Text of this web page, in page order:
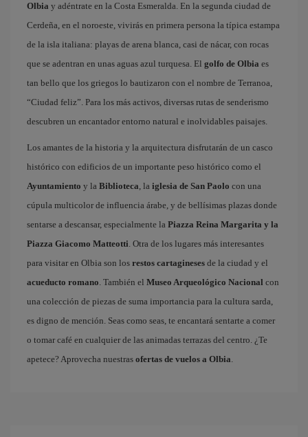
Olbia y adéntrate en la Costa Esmeralda. En la segunda ciudad de
Cerdeña, en el noroeste, vivirás en primera persona la típica estampa
de la isla italiana: playas de arena blanca, casi de nácar, con rocas
que se adentran en unas aguas azul turquesa. El golfo de Olbia es
tan bello que los griegos lo bautizaron con el nombre de Terranoa,
“Ciudad feliz”. Para los más activos, diversas rutas de senderismo
descubren un encantador entorno natural e inolvidables paisajes.
Los amantes de la historia y la arquitectura disfrutarán de un casco
histórico con edificios de un importante peso histórico como el
Ayuntamiento y la Biblioteca , la iglesia de San Paolo con una
cúpula multicolor de influencia árabe, y de bellísimas plazas donde
sentarse a descansar, especialmente la Piazza Reina Margarita y la
Piazza Giacomo Matteotti . Otra de los lugares más interesantes
para visitar en Olbia son los restos cartagineses de la ciudad y el
acueducto romano . También el Museo Arqueológico Nacional con
una colección de piezas de suma importancia para la cultura sarda,
es digno de mención. Seas como seas, te encantará sentarte a comer
o tomar café en cualquier de las animadas terrazas del centro. ¿Te
apetece? Aprovecha nuestras ofertas de vuelos a Olbia